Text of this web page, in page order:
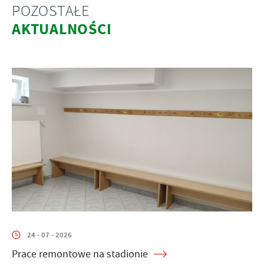
POZOSTAŁE
AKTUALNOŚCI
24 - 07 - 2026
Prace remontowe na stadionie